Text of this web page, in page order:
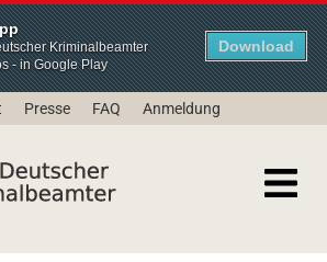
Kriminalbeamter
- in Google Play
Download
Presse FAQ Anmeldung